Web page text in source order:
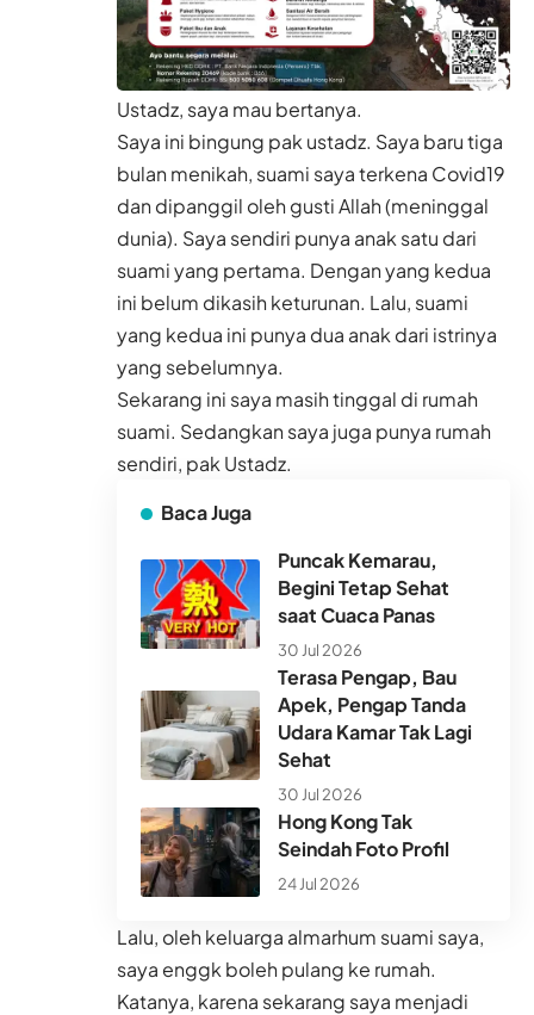
Ustadz, saya mau bertanya.
Saya ini bingung pak ustadz. Saya baru tiga
bulan menikah, suami saya terkena Covid19
dan dipanggil oleh gusti Allah (meninggal
dunia). Saya sendiri punya anak satu dari
suami yang pertama. Dengan yang kedua
ini belum dikasih keturunan. Lalu, suami
yang kedua ini punya dua anak dari istrinya
yang sebelumnya.
Sekarang ini saya masih tinggal di rumah
suami. Sedangkan saya juga punya rumah
sendiri, pak Ustadz.
Baca Juga
Puncak Kemarau,
Begini Tetap Sehat
saat Cuaca Panas
30 Jul 2026
Terasa Pengap, Bau
Apek, Pengap Tanda
Udara Kamar Tak Lagi
Sehat
30 Jul 2026
Hong Kong Tak
Seindah Foto Profil
24 Jul 2026
Lalu, oleh keluarga almarhum suami saya,
saya enggk boleh pulang ke rumah.
Katanya, karena sekarang saya menjadi